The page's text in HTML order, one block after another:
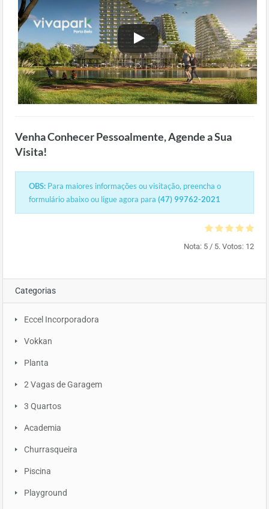
Venha Conhecer Pessoalmente, Agende a Sua
Visita!
OBS: Para maiores informações ou visitação, preencha o
formulário abaixo ou ligue agora para (47) 99762-2021
Nota: 5 / 5. Votos: 12
Categorias
Eccel Incorporadora
Vokkan
Planta
2 Vagas de Garagem
3 Quartos
Academia
Churrasqueira
Piscina
Playground